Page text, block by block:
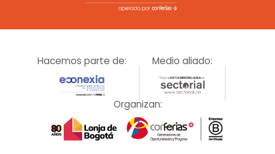
Hacemos parte de: Medio aliado:
Organizan: